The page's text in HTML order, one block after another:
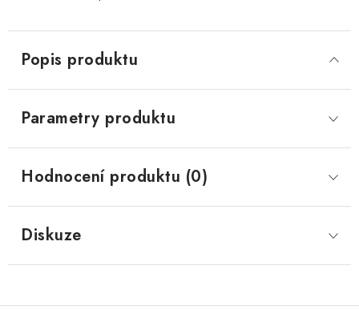
Popis produktu
Parametry produktu
Hodnocení produktu (0)
Diskuze